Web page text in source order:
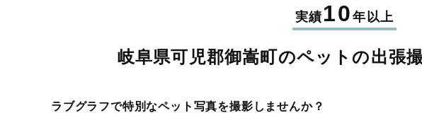
実績10年以上
岐阜県可児郡御嵩町のペットの出張
ラブグラフで特別なペット写真を撮影しませんか？